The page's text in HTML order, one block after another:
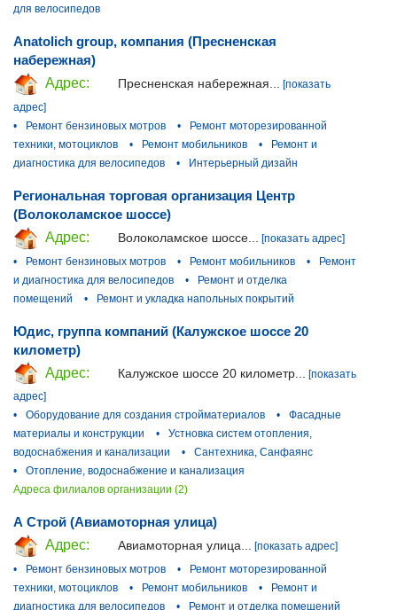
для велосипедов
Anatolich group, компания (Пресненская
набережная)
Адрес:
Пресненская набережная...
[показать
адрес]
•
Ремонт бензиновых мотров •
Ремонт моторезированной
техники, мотоциклов
• Ремонт мобильников •
Ремонт и
диагностика для велосипедов
• Интерьерный дизайн
Региональная торговая организация Центр
(Волоколамское шоссе)
Адрес:
Волоколамское шоссе...
[показать адрес]
•
Ремонт бензиновых мотров • Ремонт мобильников •
Ремонт
и диагностика для велосипедов
•
Ремонт и отделка
помещений
• Ремонт и укладка напольных покрытий
Юдис, группа компаний (Калужское шоссе 20
километр)
Адрес:
Калужское шоссе 20 километр...
[показать
адрес]
•
Оборудование для создания стройматериалов •
Фасадные
материалы и конструкции
•
Устновка систем отопления,
водоснабжения и канализации
•
Сантехника, Санфаянс
•
Отопление, водоснабжение и канализация
Адреса филиалов организации (2)
А Строй (Авиамоторная улица)
Адрес:
Авиамоторная улица... [показать адрес]
•
Ремонт бензиновых мотров •
Ремонт моторезированной
техники, мотоциклов
• Ремонт мобильников •
Ремонт и
диагностика для велосипедов
• Ремонт и отделка помещений